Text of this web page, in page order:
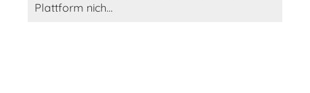
Plattform nich...